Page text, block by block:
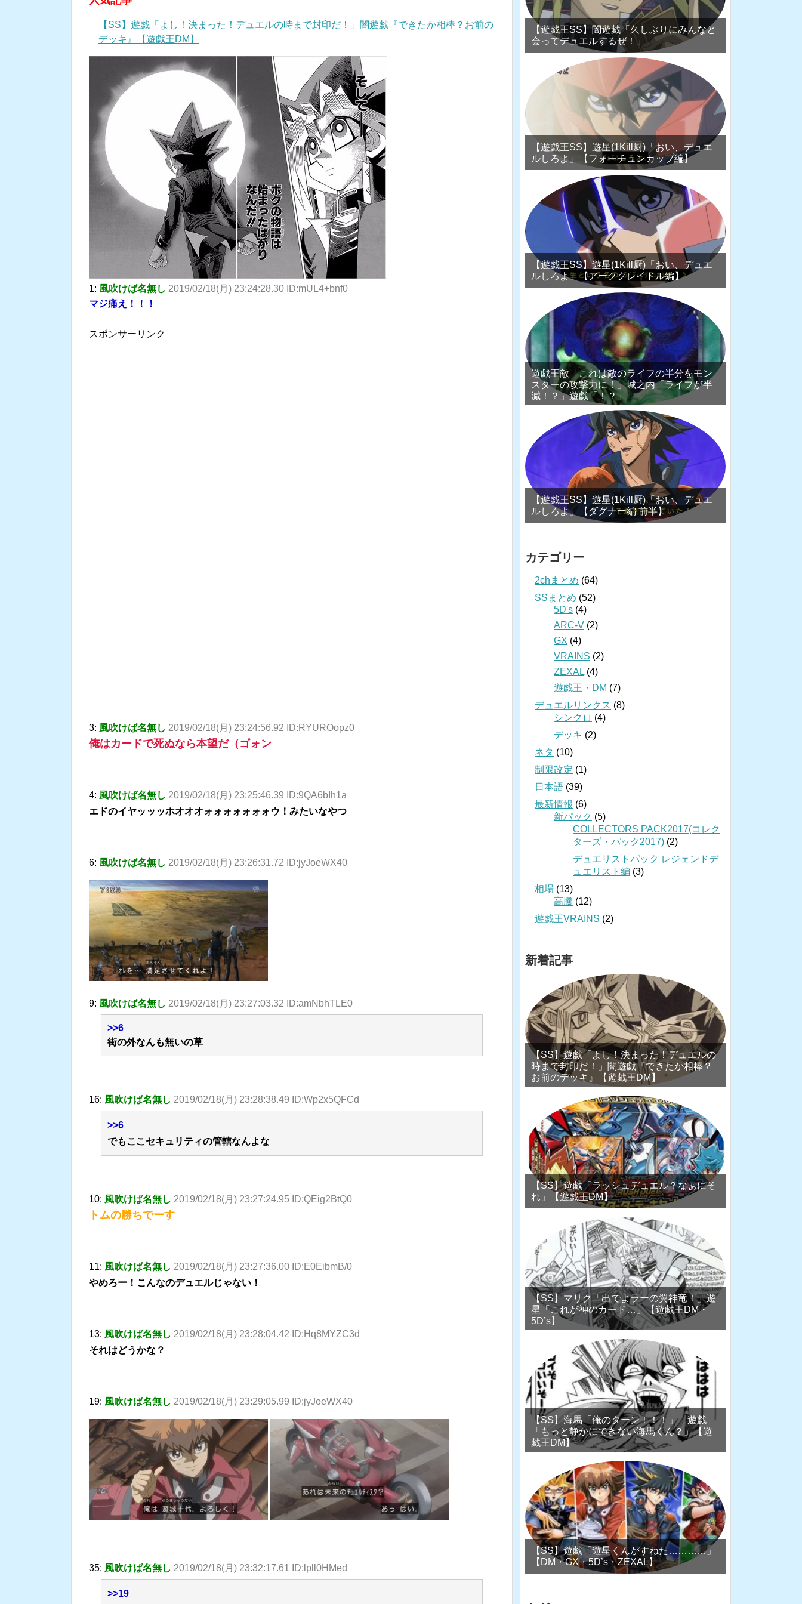
【SS】遊戯「よし！決まった！デュエルの時まで封印だ！」闇遊戯『できたか相棒？お前の
デッキ』【遊戯王DM】
1: 風吹けば名無し 2019/02/18(月) 23:24:28.30 ID:mUL4+bnf0
マジ痛え！！！
スポンサーリンク
3: 風吹けば名無し 2019/02/18(月) 23:24:56.92 ID:RYUROopz0
俺はカードで死ぬなら本望だ（ゴォン
4: 風吹けば名無し 2019/02/18(月) 23:25:46.39 ID:9QA6bIh1a
エドのイヤッッッホオオオォォォォォォォウ！みたいなやつ
6: 風吹けば名無し 2019/02/18(月) 23:26:31.72 ID:jyJoeWX40
9: 風吹けば名無し 2019/02/18(月) 23:27:03.32 ID:amNbhTLE0
>>6
街の外なんも無いの草
16: 風吹けば名無し 2019/02/18(月) 23:28:38.49 ID:Wp2x5QFCd
>>6
でもここセキュリティの管轄なんよな
10: 風吹けば名無し 2019/02/18(月) 23:27:24.95 ID:QEig2BtQ0
トムの勝ちでーす
11: 風吹けば名無し 2019/02/18(月) 23:27:36.00 ID:E0EibmB/0
やめろー！こんなのデュエルじゃない！
13: 風吹けば名無し 2019/02/18(月) 23:28:04.42 ID:Hq8MYZC3d
それはどうかな？
19: 風吹けば名無し 2019/02/18(月) 23:29:05.99 ID:jyJoeWX40
35: 風吹けば名無し 2019/02/18(月) 23:32:17.61 ID:lpll0HMed
>>19
【遊戯王SS】闇遊戯「久しぶりにみんなと
会ってデュエルするぜ！」
【遊戯王SS】遊星(1Kill厨)「おい、デュエ
ルしろよ」【フォーチュンカップ編】
【遊戯王SS】遊星(1Kill厨)「おい、デュエ
ルしろよ」【アーククレイドル編】
遊戯王敵「これは敵のライフの半分をモン
スターの攻撃力に！」城之内「ライフが半
減！？」遊戯「！？」
【遊戯王SS】遊星(1Kill厨)「おい、デュエ
ルしろよ」【ダグナー編 前半】
カテゴリー
2chまとめ (64)
SSまとめ (52)
5D's (4)
ARC-V (2)
GX (4)
VRAINS (2)
ZEXAL (4)
遊戯王・DM (7)
デュエルリンクス (8)
シンクロ (4)
デッキ (2)
ネタ (10)
制限改定 (1)
日本語 (39)
最新情報 (6)
新パック (5)
COLLECTORS PACK2017(コレク
ターズ・パック2017) (2)
デュエリストパック レジェンドデ
ュエリスト編 (3)
相場 (13)
高騰 (12)
遊戯王VRAINS (2)
新着記事
【SS】遊戯「よし！決まった！デュエルの
時まで封印だ！」闇遊戯『できたか相棒？
お前のデッキ』【遊戯王DM】
【SS】遊戯「ラッシュデュエル？なぁにそ
れ」【遊戯王DM】
【SS】マリク「出でよラーの翼神竜！」遊
星「これが神のカード…」【遊戯王DM・
5D’s】
【SS】海馬「俺のターン！！！」 遊戯
「もっと静かにできない海馬くん？」【遊
戯王DM】
【SS】遊戯「遊星くんがすねた…………」
【DM・GX・5D’s・ZEXAL】